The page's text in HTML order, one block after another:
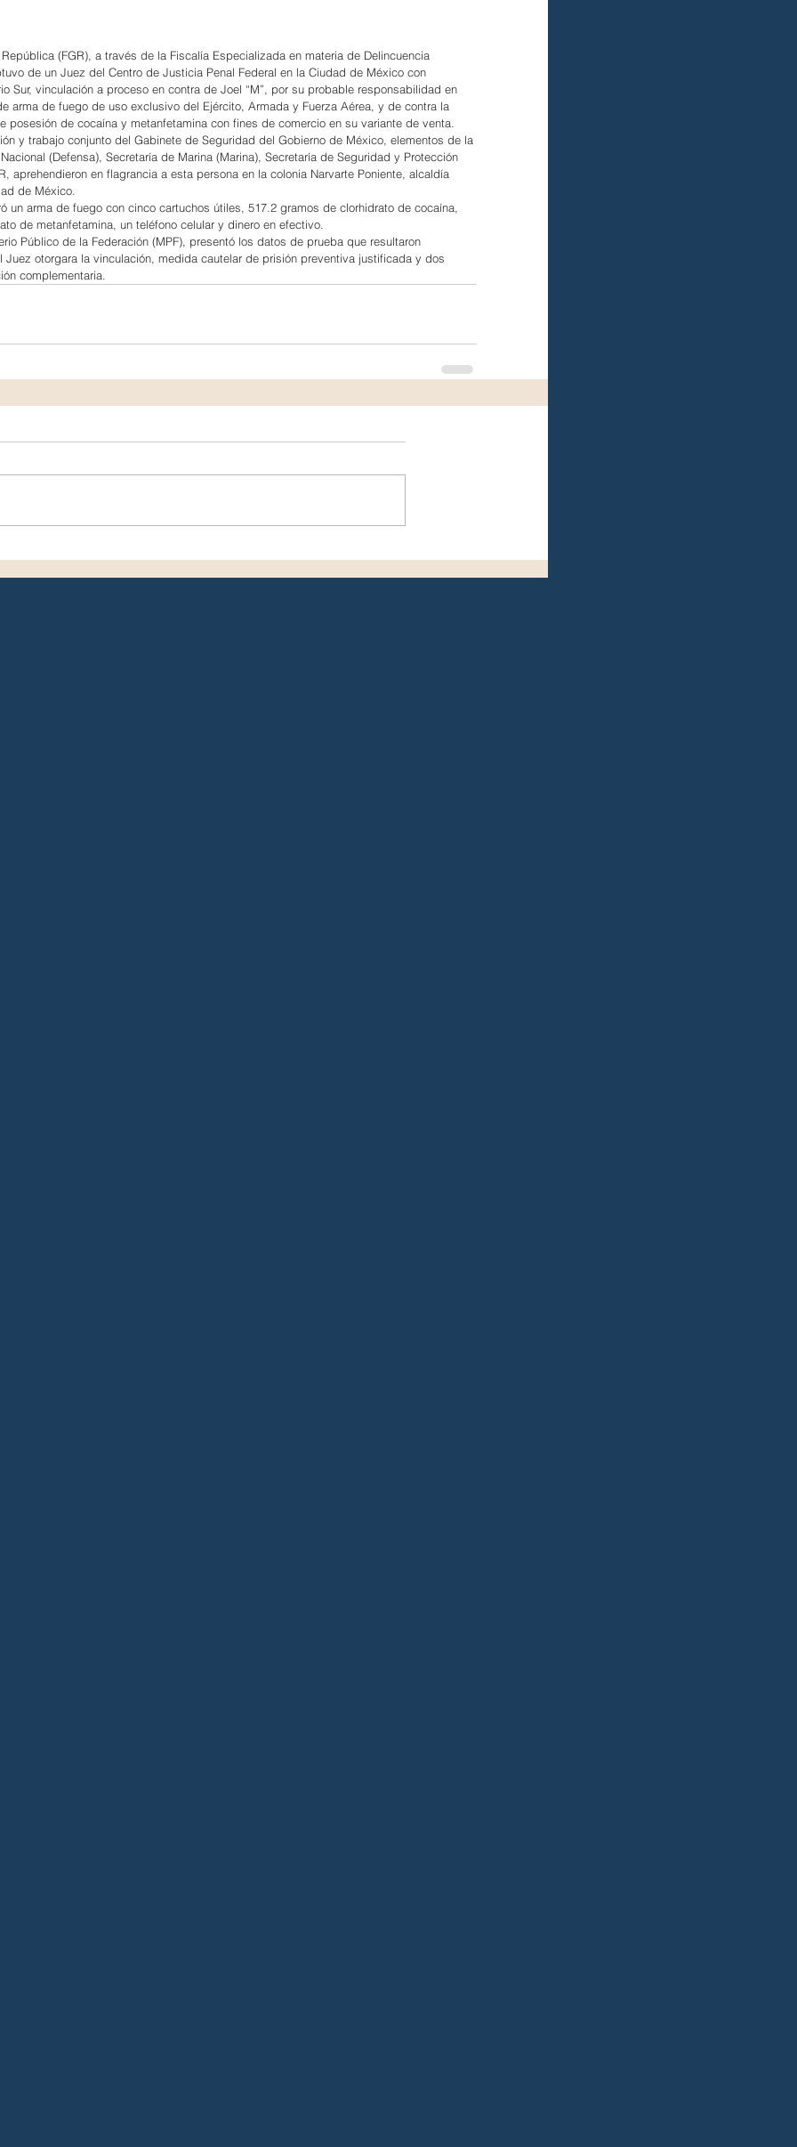
(FGR), a través de la Fiscalía Especializada en materia de Delincuencia
de un Juez del Centro de Justicia Penal Federal en la Ciudad de México con
Sur, vinculación a proceso en contra de Joel “M”, por su probable responsabilidad en
arma de fuego de uso exclusivo del Ejército, Armada y Fuerza Aérea, y de contra la
posesión de cocaína y metanfetamina con fines de comercio en su variante de venta.
y trabajo conjunto del Gabinete de Seguridad del Gobierno de México, elementos de la
(Defensa), Secretaría de Marina (Marina), Secretaría de Seguridad y Protección
aprehendieron en flagrancia a esta persona en la colonia Narvarte Poniente, alcaldía
de México.
un arma de fuego con cinco cartuchos útiles, 517.2 gramos de clorhidrato de cocaína,
de metanfetamina, un teléfono celular y dinero en efectivo.
Público de la Federación (MPF), presentó los datos de prueba que resultaron
Juez otorgara la vinculación, medida cautelar de prisión preventiva justificada y dos
complementaria.